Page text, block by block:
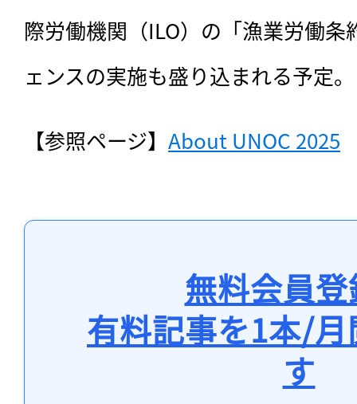
際労働機関（ILO）の「漁業労働
ェンスの実施も盛り込まれる予定。
【参照ページ】 About UNOC 2025
無料会員
有料記事を1本/
す